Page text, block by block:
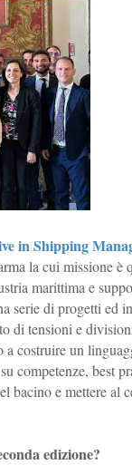
in Shipping
la cui missione è
marittima e
serie di progetti ed
di tensioni e
costruire un
competenze, best
bacino e mettere al
edizione?